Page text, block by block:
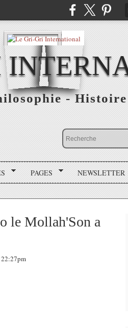
- Histoire
PAGES NEWSLETTER
le Mollah'Son a